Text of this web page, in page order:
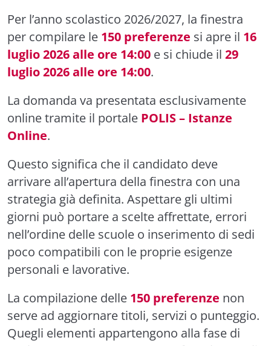
Per l’anno scolastico 2026/2027, la finestra
per compilare le 150 preferenze si apre il 16
luglio 2026 alle ore 14:00 e si chiude il 29
luglio 2026 alle ore 14:00.
La domanda va presentata esclusivamente
online tramite il portale POLIS – Istanze
Online.
Questo significa che il candidato deve
arrivare all’apertura della finestra con una
strategia già definita. Aspettare gli ultimi
giorni può portare a scelte affrettate, errori
nell’ordine delle scuole o inserimento di sedi
poco compatibili con le proprie esigenze
personali e lavorative.
La compilazione delle 150 preferenze non
serve ad aggiornare titoli, servizi o punteggio.
Quegli elementi appartengono alla fase di